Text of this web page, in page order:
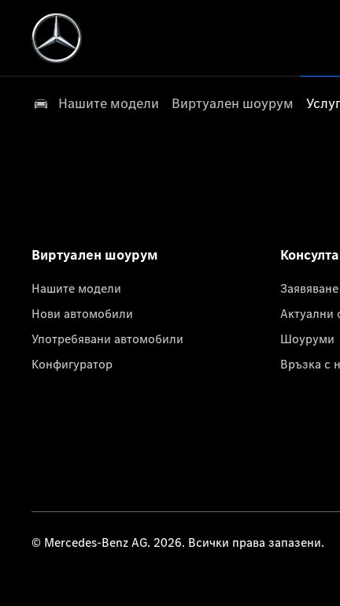
Нашите модели Виртуален шоурум
Виртуален шоурум
Нашите модели
Нови автомобили
Употребявани автомобили
Конфигуратор
Актуални
Шоуруми
Връзка с
© Mercedes-Benz AG. 2026. Всички права запазени.